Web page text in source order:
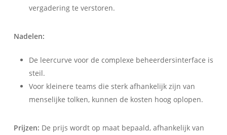
vergadering te verstoren.
Nadelen:
De leercurve voor de complexe beheerdersinterface is
steil.
Voor kleinere teams die sterk afhankelijk zijn van
menselijke tolken, kunnen de kosten hoog oplopen.
Prijzen: De prijs wordt op maat bepaald, afhankelijk van